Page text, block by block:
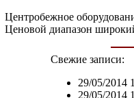
Центробежное
Ценовой диапазон
Свежие записи:
29/05/2014
29/05/2014